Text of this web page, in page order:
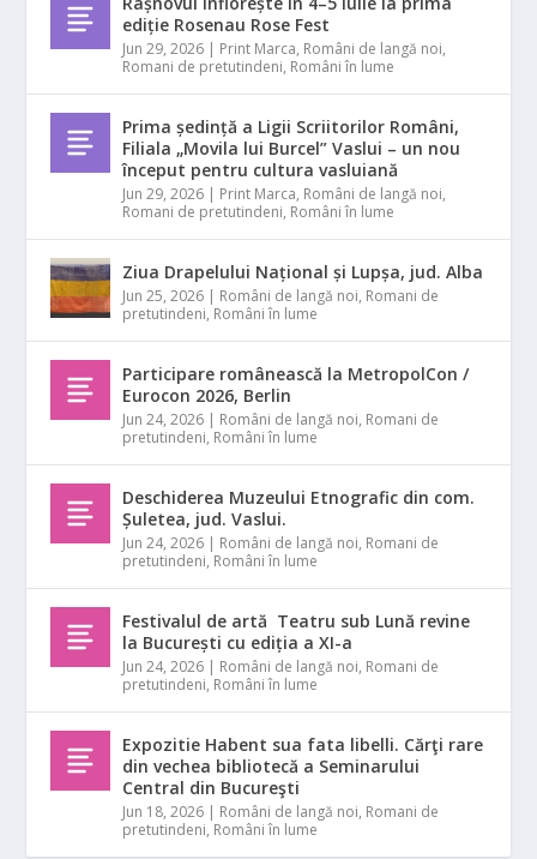
ediție Rosenau Rose Fest
Jun 29, 2026 | Print Marca, Români de langă noi,
Romani de pretutindeni, Români în lume
Prima ședință a Ligii Scriitorilor Români,
Filiala „Movila lui Burcel” Vaslui – un nou
început pentru cultura vasluiană
Jun 29, 2026 | Print Marca, Români de langă noi,
Romani de pretutindeni, Români în lume
Ziua Drapelului Național și Lupșa, jud. Alba
Jun 25, 2026 | Români de langă noi, Romani de
pretutindeni, Români în lume
Participare românească la MetropolCon /
Eurocon 2026, Berlin
Jun 24, 2026 | Români de langă noi, Romani de
pretutindeni, Români în lume
Deschiderea Muzeului Etnografic din com.
Șuletea, jud. Vaslui.
Jun 24, 2026 | Români de langă noi, Romani de
pretutindeni, Români în lume
Festivalul de artă Teatru sub Lună revine
la București cu ediția a XI-a
Jun 24, 2026 | Români de langă noi, Romani de
pretutindeni, Români în lume
Expozitie Habent sua fata libelli. Cărţi rare
din vechea bibliotecă a Seminarului
Central din Bucureşti
Jun 18, 2026 | Români de langă noi, Romani de
pretutindeni, Români în lume